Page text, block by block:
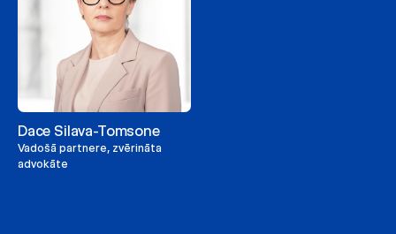
Dace Silava-Tomsone
Vadošā partnere, zvērināta
advokāte